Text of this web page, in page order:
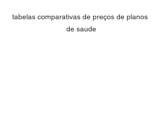
tabelas comparativas de preços de planos
de saude